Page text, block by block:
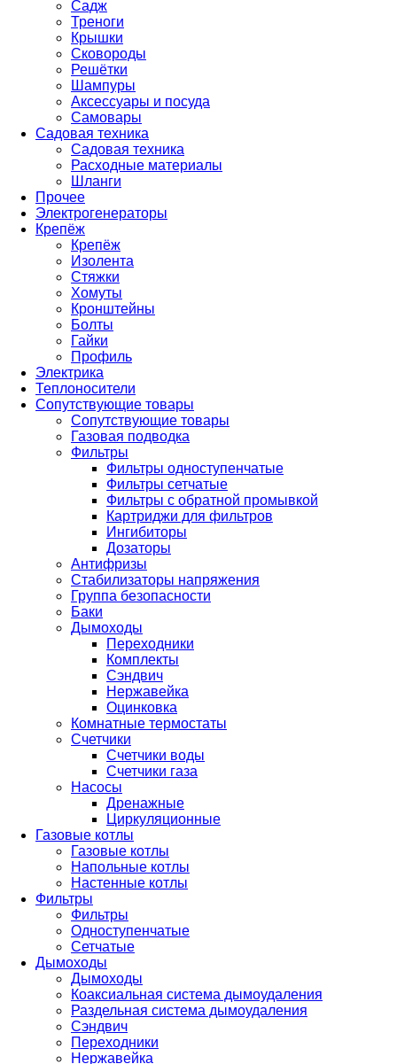
Садж
Треноги
Крышки
Сковороды
Решётки
Шампуры
Аксессуары и посуда
Самовары
Садовая техника
Садовая техника
Расходные материалы
Шланги
Прочее
Электрогенераторы
Крепёж
Крепёж
Изолента
Стяжки
Хомуты
Кронштейны
Болты
Гайки
Профиль
Электрика
Теплоносители
Сопутствующие товары
Сопутствующие товары
Газовая подводка
Фильтры
Фильтры одноступенчатые
Фильтры сетчатые
Фильтры с обратной промывкой
Картриджи для фильтров
Ингибиторы
Дозаторы
Антифризы
Стабилизаторы напряжения
Группа безопасности
Баки
Дымоходы
Переходники
Комплекты
Сэндвич
Нержавейка
Оцинковка
Комнатные термостаты
Счетчики
Счетчики воды
Счетчики газа
Насосы
Дренажные
Циркуляционные
Газовые котлы
Газовые котлы
Напольные котлы
Настенные котлы
Фильтры
Фильтры
Одноступенчатые
Сетчатые
Дымоходы
Дымоходы
Коаксиальная система дымоудаления
Раздельная система дымоудаления
Сэндвич
Переходники
Нержавейка